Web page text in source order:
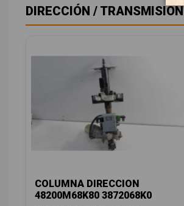
DIRECCIÓN / TRANSMISIÓN
COLUMNA DIRECCION
48200M68K80 3872068K0